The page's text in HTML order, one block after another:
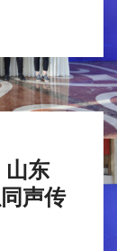
山东
声传